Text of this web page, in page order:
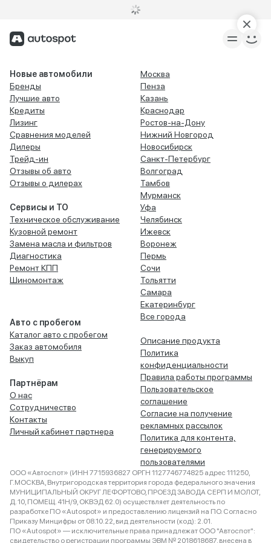
Новые автомобили
Бренды
Лучшие авто
Кредиты
Лизинг
Сравнения моделей
Дилеры
Трейд-ин
Отзывы об авто
Отзывы о дилерах
Сервисы и ТО
Техническое обслуживание
Кузовной ремонт
Замена масла и фильтров
Диагностика
Ремонт КПП
Шиномонтаж
Авто с пробегом
Каталог авто с пробегом
Заказ автомобиля
Выкуп
Партнёрам
О нас
Сотрудничество
Контакты
Личный кабинет партнера
Москва
Пенза
Казань
Краснодар
Ростов-на-Дону
Нижний Новгород
Новосибирск
Санкт-Петербург
Волгоград
Тамбов
Мурманск
Уфа
Челябинск
Ижевск
Воронеж
Пермь
Сочи
Тольятти
Самара
Екатеринбург
Все города
Описание продукта
Политика
конфиденциальности
Правила работы программы
Пользовательское
соглашение
Согласие на получение
рекламных рассылок
Политика для контента,
генерируемого
пользователями
ООО «Автоспот» (ИНН 7715936827 ОРГН 1127746774825 адрес 111250,
Г.МОСКВА, Внутригородская территория города федерального значения
МУНИЦИПАЛЬНЫЙ ОКРУГ ЛЕФОРТОВО, ПРОЕЗД ЗАВОДА СЕРП И МОЛОТ,
Д. 10, ПОМЕЩ. 41Н/9, ОКВЭД 62.0) осуществляет деятельность по
разработке ПО «Autospot» и предоставлению лицензий на ПО. Согласно
Приказу Минцифры от 08.10.22, вид деятельности (код): 2.01.
ПО «Autospot» — исключительные права принадлежат ООО "Автоспот":
свидетельство о регистрации программы ЭВМ № 2018618687, внесена в